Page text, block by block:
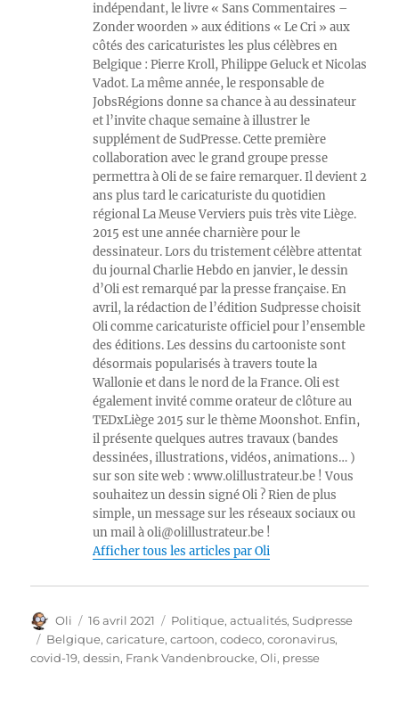
indépendant, le livre « Sans Commentaires –
Zonder woorden » aux éditions « Le Cri » aux
côtés des caricaturistes les plus célèbres en
Belgique : Pierre Kroll, Philippe Geluck et Nicolas
Vadot. La même année, le responsable de
JobsRégions donne sa chance à au dessinateur
et l’invite chaque semaine à illustrer le
supplément de SudPresse. Cette première
collaboration avec le grand groupe presse
permettra à Oli de se faire remarquer. Il devient 2
ans plus tard le caricaturiste du quotidien
régional La Meuse Verviers puis très vite Liège.
2015 est une année charnière pour le
dessinateur. Lors du tristement célèbre attentat
du journal Charlie Hebdo en janvier, le dessin
d’Oli est remarqué par la presse française. En
avril, la rédaction de l’édition Sudpresse choisit
Oli comme caricaturiste officiel pour l’ensemble
des éditions. Les dessins du cartooniste sont
désormais popularisés à travers toute la
Wallonie et dans le nord de la France. Oli est
également invité comme orateur de clôture au
TEDxLiège 2015 sur le thème Moonshot. Enfin,
il présente quelques autres travaux (bandes
dessinées, illustrations, vidéos, animations… )
sur son site web : www.olillustrateur.be ! Vous
souhaitez un dessin signé Oli ? Rien de plus
simple, un message sur les réseaux sociaux ou
un mail à oli@olillustrateur.be !
Afficher tous les articles par Oli
Auteur
Oli
Publié
le
16 avril 2021 Catégories
Politique, actualités,Sudpresse
Étiquettes
Belgique,caricature,cartoon,codeco,coronavirus,
covid-19,dessin, Frank Vandenbroucke,Oli, presse